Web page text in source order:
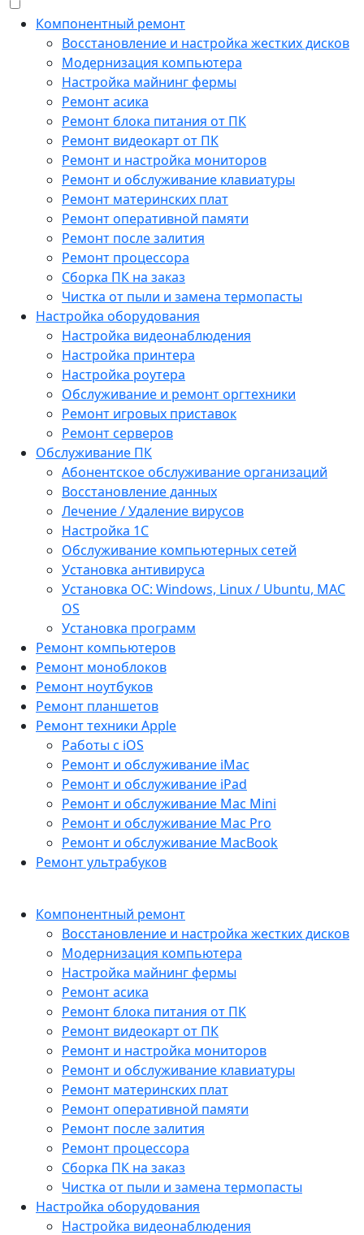
Компонентный ремонт
Восстановление и настройка жестких дисков
Модернизация компьютера
Настройка майнинг фермы
Ремонт асика
Ремонт блока питания от ПК
Ремонт видеокарт от ПК
Ремонт и настройка мониторов
Ремонт и обслуживание клавиатуры
Ремонт материнских плат
Ремонт оперативной памяти
Ремонт после залития
Ремонт процессора
Сборка ПК на заказ
Чистка от пыли и замена термопасты
Настройка оборудования
Настройка видеонаблюдения
Настройка принтера
Настройка роутера
Обслуживание и ремонт оргтехники
Ремонт игровых приставок
Ремонт серверов
Обслуживание ПК
Абонентское обслуживание организаций
Восстановление данных
Лечение / Удаление вирусов
Настройка 1С
Обслуживание компьютерных сетей
Установка антивируса
Установка ОС: Windows, Linux / Ubuntu, МАС
OS
Установка программ
Ремонт компьютеров
Ремонт моноблоков
Ремонт ноутбуков
Ремонт планшетов
Ремонт техники Apple
Работы с iOS
Ремонт и обслуживание iMac
Ремонт и обслуживание iPad
Ремонт и обслуживание Mac Mini
Ремонт и обслуживание Mac Pro
Ремонт и обслуживание MacBook
Ремонт ультрабуков
Компонентный ремонт
Восстановление и настройка жестких дисков
Модернизация компьютера
Настройка майнинг фермы
Ремонт асика
Ремонт блока питания от ПК
Ремонт видеокарт от ПК
Ремонт и настройка мониторов
Ремонт и обслуживание клавиатуры
Ремонт материнских плат
Ремонт оперативной памяти
Ремонт после залития
Ремонт процессора
Сборка ПК на заказ
Чистка от пыли и замена термопасты
Настройка оборудования
Настройка видеонаблюдения